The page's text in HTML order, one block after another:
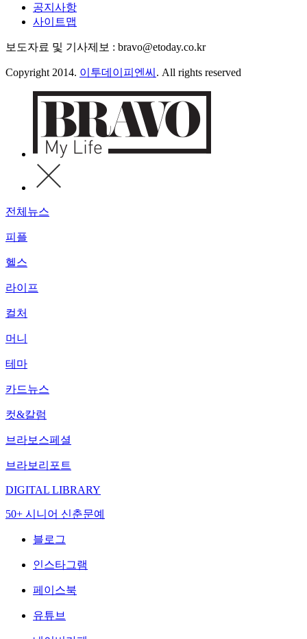
공지사항
사이트맵
보도자료 및 기사제보 : bravo@etoday.co.kr
Copyright 2014. 이투데이피엔씨 . All rights reserved
전체뉴스
피플
헬스
라이프
컬처
머니
테마
카드뉴스
컷&칼럼
브라보스페셜
브라보리포트
DIGITAL LIBRARY
50+ 시니어 신춘문예
블로그
인스타그램
페이스북
유튜브